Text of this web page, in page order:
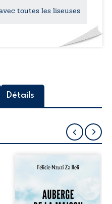
toutes les liseuses
Détails
Auberge de la
récit-témoignage
consacré au